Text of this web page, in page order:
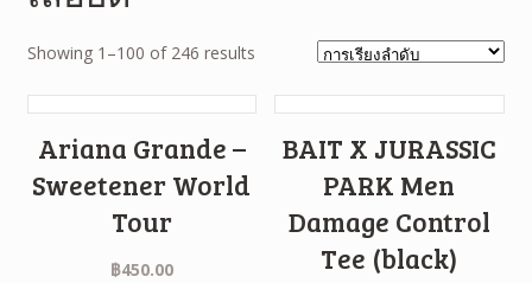
Showing 1–100 of 246 results
Ariana Grande –
Sweetener World
Tour
฿450.00
BAIT X JURASSIC
PARK Men
Damage Control
Tee (black)